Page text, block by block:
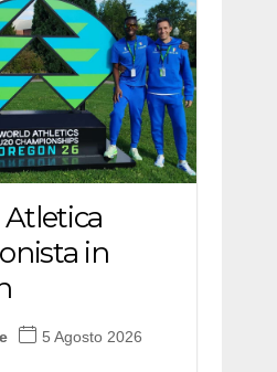
in
5 Agosto 2026